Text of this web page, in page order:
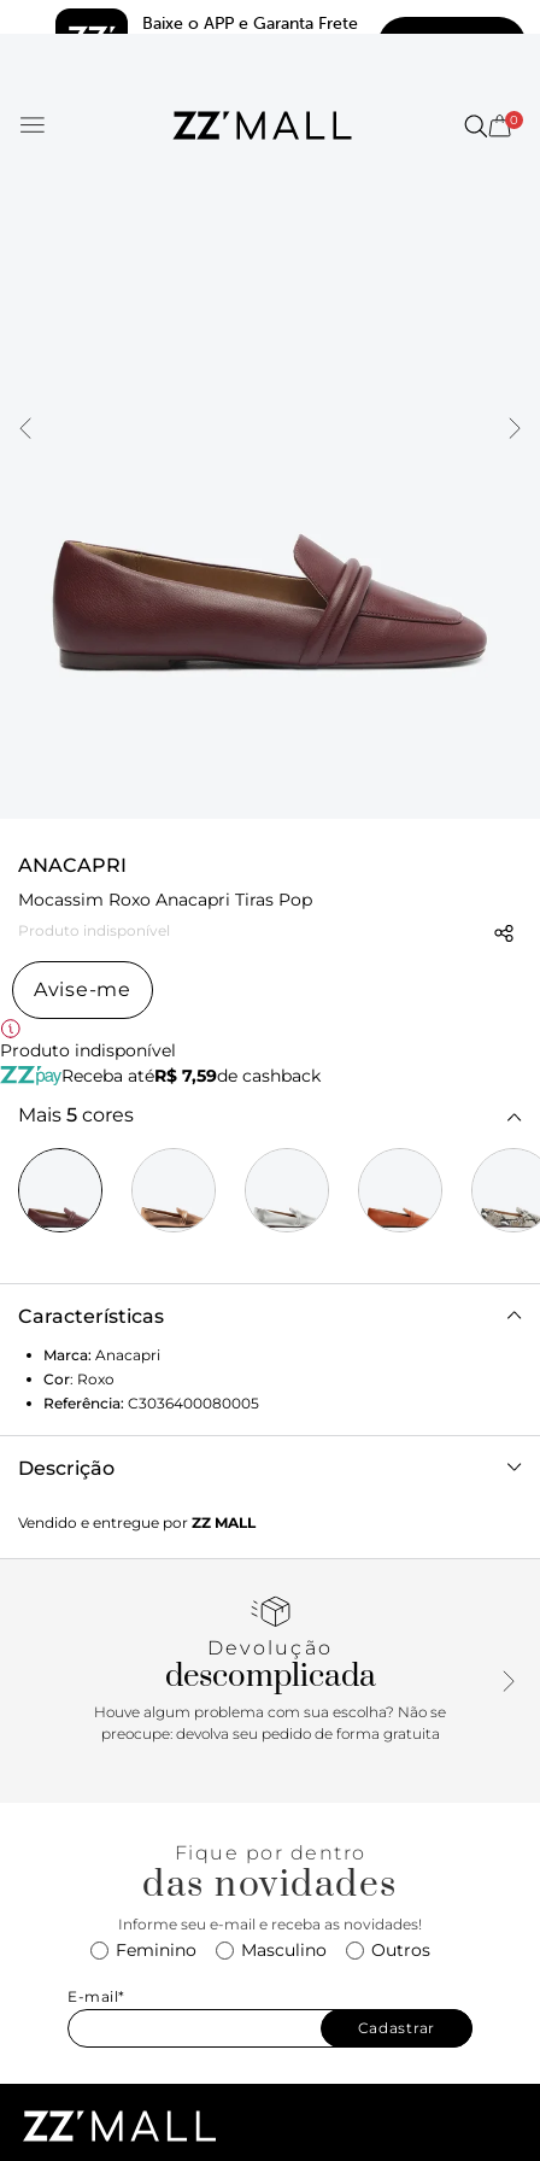
Baixe o APP e Garanta Frete
0
ANACAPRI
Mocassim Roxo Anacapri Tiras Pop
Produto indisponível
Avise-me
Produto indisponível
Receba atéR$ 7,59de cashback
Mais 5 cores
Características
Marca: Anacapri
Cor: Roxo
Referência: C3036400080005
Descrição
Possui bico levemente quadrado e aplicação de tira dupla
envolta na gáspea na mesma cor do modelo. Salto baixo
Aquele clássico atemporal que todo mundo AMA! O
monocromática, ideal para elevar os seus looks do dia a dia.
Com o detalhe charmoso do laço, esse modelo vai bem
com montagens mais clássicas, junto de peças em
alfaiataria, e também com um visual mais urbano,
Vendido e entregue por ZZ MALL
Devolução
descomplicada
Houve algum problema com sua escolha? Não se
preocupe: devolva seu pedido de forma gratuita
Fique por dentro
das novidades
Informe seu e-mail e receba as novidades!
Feminino Masculino Outros
E-mail*
Cadastrar